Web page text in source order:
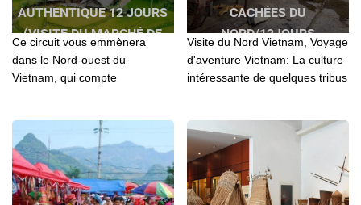
AUTHENTIQUE 12 JOURS
(VISITE DU MARCHÉ DE
L’AMOUR MOC CHAU)
Ce circuit vous emmènera
dans le Nord-ouest du
Vietnam, qui compte
CACHÉES DU
NORD/12JOURS
Visite du Nord Vietnam, Voyage
d'aventure Vietnam: La culture
intéressante de quelques tribus